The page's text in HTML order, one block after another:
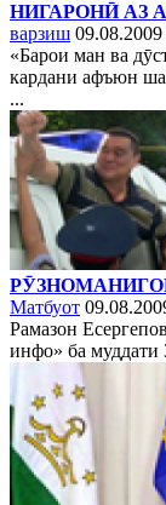
НИГАРОНӢ
варзиш
«Барои ман ва
кардани афъюн
...
Матбуот
Рамазон
инфо» ба муддати